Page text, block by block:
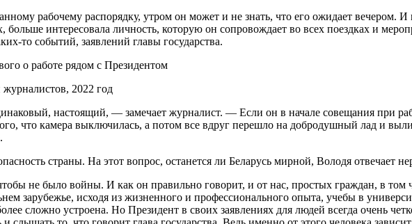
рабочему распорядку, утром он может и не знать, что его ожидает вечером.
интересовала личность, которую он сопровождает во всех поездках и
то событий, заявлений главы государства.
2022 год
настоящий, — замечает журналист. — Если он в начале совещания при
что камера выключилась, а потом все вдруг перешло на добродушный лад и
страны. На этот вопрос, останется ли Беларусь мирной, Володя отвечает
не было войны. И как он правильно говорит, и от нас, простых граждан, в том
зарубежье, исходя из жизненного и профессионального опыта, учебы в
сложно устроена. Но Президент в своих заявлениях для людей всегда очень